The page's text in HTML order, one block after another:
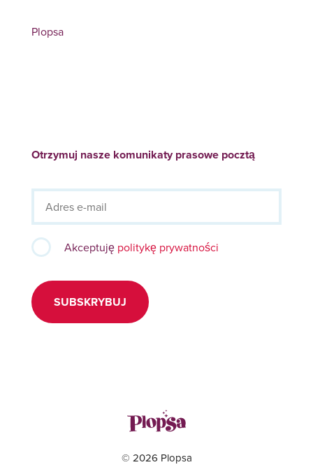
Plopsa
Otrzymuj nasze komunikaty prasowe pocztą
Akceptuję politykę prywatności
SUBSKRYBUJ
© 2026 Plopsa